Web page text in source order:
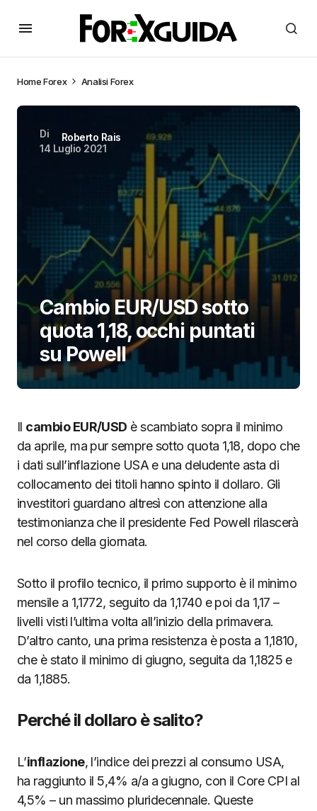
HomeForex Analisi Forex
Di
Roberto Rais
14 Luglio 2021
Cambio EUR/USD sotto
quota 1,18, occhi puntati
su Powell
Il cambio EUR/USD è scambiato sopra il minimo
da aprile, ma pur sempre sotto quota 1,18, dopo che
i dati sull’inflazione USA e una deludente asta di
collocamento dei titoli hanno spinto il dollaro. Gli
investitori guardano altresì con attenzione alla
testimonianza che il presidente Fed Powell rilascerà
nel corso della giornata.
Sotto il profilo tecnico, il primo supporto è il minimo
mensile a 1,1772, seguito da 1,1740 e poi da 1,17 –
livelli visti l’ultima volta all’inizio della primavera.
D’altro canto, una prima resistenza è posta a 1,1810,
che è stato il minimo di giugno, seguita da 1,1825 e
da 1,1885.
Perché il dollaro è salito?
L’inflazione, l’indice dei prezzi al consumo USA,
ha raggiunto il 5,4% a/a a giugno, con il Core CPI al
4,5% – un massimo pluridecennale. Queste